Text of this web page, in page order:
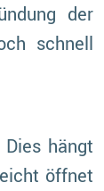
der
schnell
hängt
öffnet